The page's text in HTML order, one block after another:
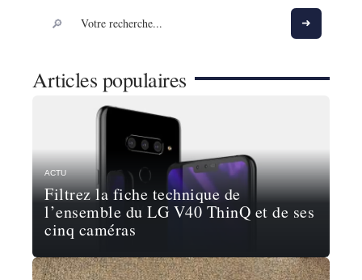
Articles populaires
ACTU
Filtrez la fiche technique de
l’ensemble du LG V40 ThinQ et de ses
cinq caméras